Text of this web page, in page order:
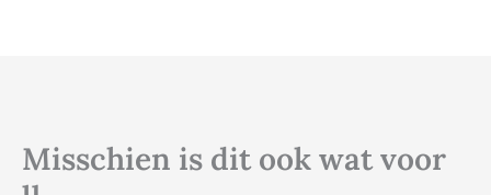
Misschien is dit ook wat voor